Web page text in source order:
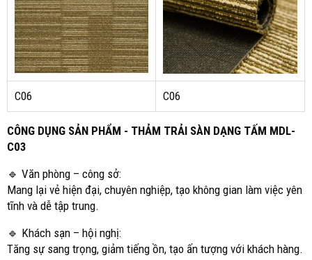
C06 C06
CÔNG DỤNG SẢN PHẨM - THẢM TRẢI SÀN DẠNG TẤM MDL-
C03
🔹 Văn phòng – công sở:
Mang lại vẻ hiện đại, chuyên nghiệp, tạo không gian làm việc yên
tĩnh và dễ tập trung.
🔹 Khách sạn – hội nghị:
Tăng sự sang trọng, giảm tiếng ồn, tạo ấn tượng với khách hàng.